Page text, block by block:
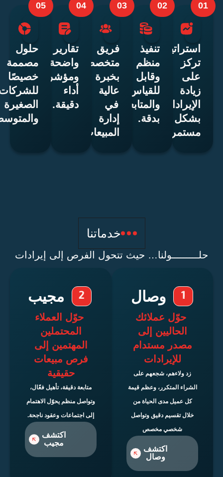
تنفيذ
منظم
وقابل
للقياس
والمتابعة
بدقة.
02
فريق
متخصص
بخبرة
عالية
في
إدارة
المبيعات.
03
تقارير
واضحة
ومؤشرات
أداء
دقيقة.
04
حلول
مصممة
خصيصًا
للشركات
الصغيرة
والمتوسطة.
05
خدماتنا
حيث تتحول الفرص إلى إيرادات
وصال
حوّل عملائك
الحاليين إلى
مصدر مستدام
للإيرادات
زد ولاءهم، شجعهم على
الشراء المتكرر، وعظم قيمة
كل عميل مدى الحياة من
خلال تقسيم دقيق وتواصل
شخصي مخصص
مجيب
حوّل العملاء
المحتملين
المهتمين إلى
فرص مبيعات
حقيقية
متابعة دقيقة، تأهيل فعّال،
وتواصل منظم يحوّل الاهتمام
إلى اجتماعات وعقود ناجحة.